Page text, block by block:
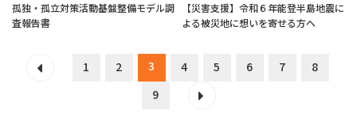
孤独・孤立対策活動基盤整備モデル調
査報告書
【災害支援】令和６年能登半島地震に
よる被災地に想いを寄せる方へ
1 2 3 4 5 6 7
8
9